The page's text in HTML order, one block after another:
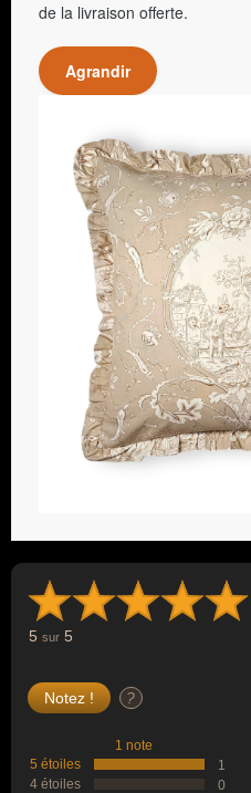
de la livraison offerte.
Agrandir
5 sur 5
?
1 note
5 étoiles
1
4 étoiles
0